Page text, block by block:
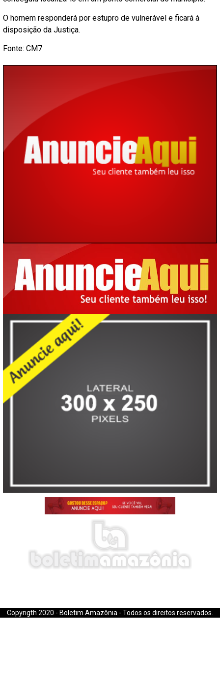
O homem responderá por estupro de vulnerável e ficará à
disposição da Justiça.
Fonte: CM7
Copyrigth 2020 - Boletim Amazônia - Todos os direitos reservados.